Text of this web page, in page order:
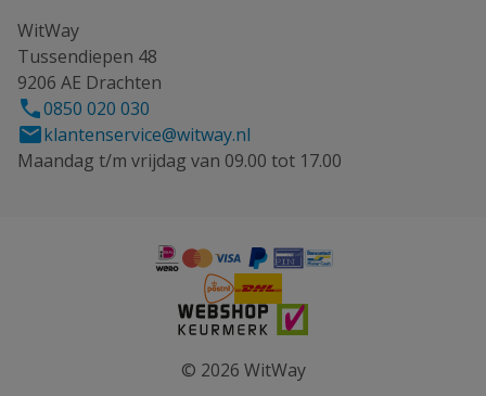
WitWay
Tussendiepen 48
9206 AE Drachten
0850 020 030
klantenservice@witway.nl
Maandag t/m vrijdag van 09.00 tot 17.00
© 2026 WitWay